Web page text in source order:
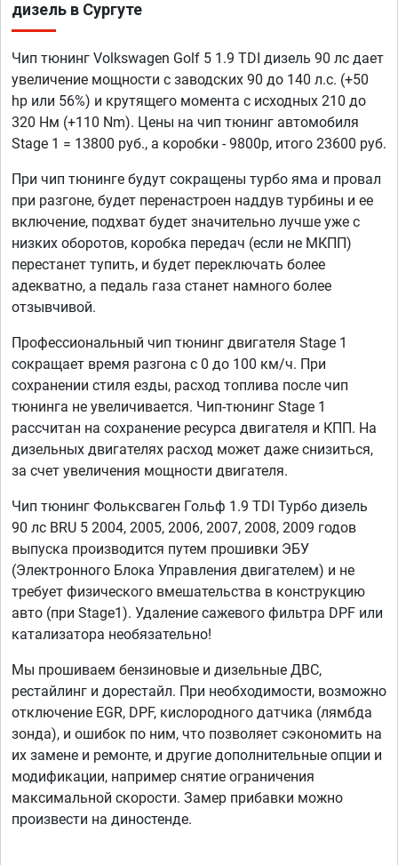
дизель в Сургуте
Чип тюнинг Volkswagen Golf 5 1.9 TDI дизель 90 лс дает
увеличение мощности с заводских 90 до 140 л.с. (+50
hp или 56%) и крутящего момента с исходных 210 до
320 Нм (+110 Nm). Цены на чип тюнинг автомобиля
Stage 1 = 13800 руб., а коробки - 9800р, итого 23600 руб.
При чип тюнинге будут сокращены турбо яма и провал
при разгоне, будет перенастроен наддув турбины и ее
включение, подхват будет значительно лучше уже с
низких оборотов, коробка передач (если не МКПП)
перестанет тупить, и будет переключать более
адекватно, а педаль газа станет намного более
отзывчивой.
Профессиональный чип тюнинг двигателя Stage 1
сокращает время разгона с 0 до 100 км/ч. При
сохранении стиля езды, расход топлива после чип
тюнинга не увеличивается. Чип-тюнинг Stage 1
рассчитан на сохранение ресурса двигателя и КПП. На
дизельных двигателях расход может даже снизиться,
за счет увеличения мощности двигателя.
Чип тюнинг Фольксваген Гольф 1.9 TDI Турбо дизель
90 лс BRU 5 2004, 2005, 2006, 2007, 2008, 2009 годов
выпуска производится путем прошивки ЭБУ
(Электронного Блока Управления двигателем) и не
требует физического вмешательства в конструкцию
авто (при Stage1). Удаление сажевого фильтра DPF или
катализатора необязательно!
Мы прошиваем бензиновые и дизельные ДВС,
рестайлинг и дорестайл. При необходимости, возможно
отключение EGR, DPF, кислородного датчика (лямбда
зонда), и ошибок по ним, что позволяет сэкономить на
их замене и ремонте, и другие дополнительные опции и
модификации, например снятие ограничения
максимальной скорости. Замер прибавки можно
произвести на диностенде.